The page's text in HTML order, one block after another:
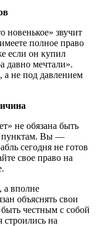
новенькое» звучит
полное право
если он купил
давно мечтали».
не под давлением
не обязана быть
пунктам. Вы —
сегодня не готов
свое право на
а вполне
объяснять свои
честным с собой
на